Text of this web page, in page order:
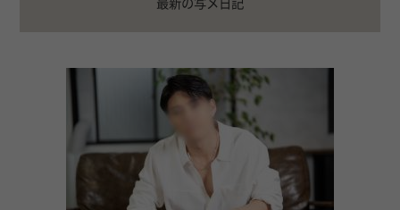
最新の写メ日記